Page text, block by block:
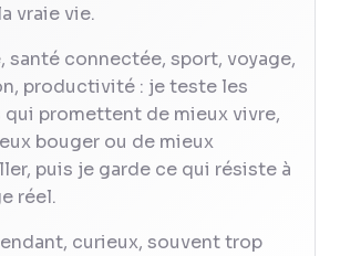
vraie vie.
santé connectée, sport, voyage,
productivité : je teste les
promettent de mieux vivre,
bouger ou de mieux
puis je garde ce qui résiste à
réel.
curieux, souvent trop